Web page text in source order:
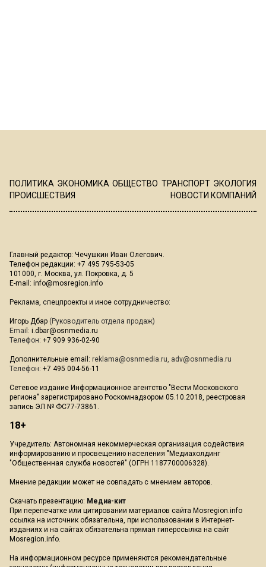
ПОЛИТИКА ЭКОНОМИКА ОБЩЕСТВО ТРАНСПОРТ ЭКОЛОГИЯ
ПРОИСШЕСТВИЯ
НОВОСТИ КОМПАНИЙ
Главный редактор: Чечушкин Иван Олегович.
Телефон редакции: +7 495 795-53-05
101000, г. Москва, ул. Покровка, д. 5
E-mail: info@mosregion.info
Реклама, спецпроекты и иное сотрудничество:
Игорь Дбар (Руководитель отдела продаж)
Email: i.dbar@osnmedia.ru
Телефон: +7 909 936-02-90
Дополнительные email: reklama@osnmedia.ru, adv@osnmedia.ru
Телефон: +7 495 004-56-11
Сетевое издание Информационное агентство "Вести Московского
региона" зарегистрировано Роскомнадзором 05.10.2018, реестровая
запись ЭЛ № ФС77-73861.
18+
Учредитель: Автономная некоммерческая организация содействия
информированию и просвещению населения "Медиахолдинг
"Общественная служба новостей" (ОГРН 1187700006328).
Мнение редакции может не совпадать с мнением авторов.
Скачать презентацию: Медиа-кит
При перепечатке или цитировании материалов сайта Mosregion.info
ссылка на источник обязательна, при использовании в Интернет-
изданиях и на сайтах обязательна прямая гиперссылка на сайт
Mosregion.info.
На информационном ресурсе применяются рекомендательные